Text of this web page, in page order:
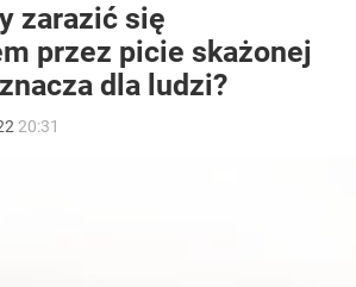
zarazić się
przez picie skażonej
dla ludzi?
20:31